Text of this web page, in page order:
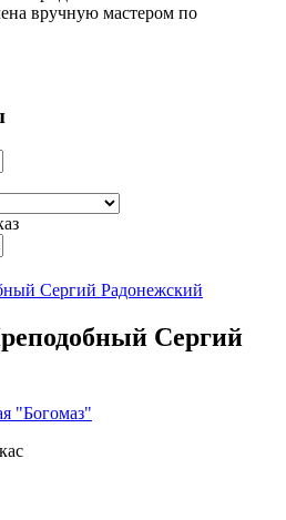
вручную мастером по
Сергий
"Богомаз"